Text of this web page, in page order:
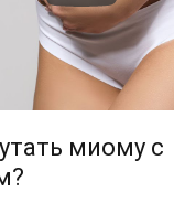
миому с